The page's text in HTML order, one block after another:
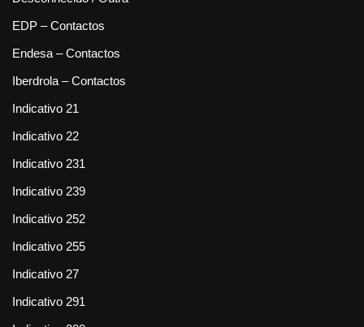
EDP – Contactos
Endesa – Contactos
Iberdrola – Contactos
Indicativo 21
Indicativo 22
Indicativo 231
Indicativo 239
Indicativo 252
Indicativo 255
Indicativo 27
Indicativo 291